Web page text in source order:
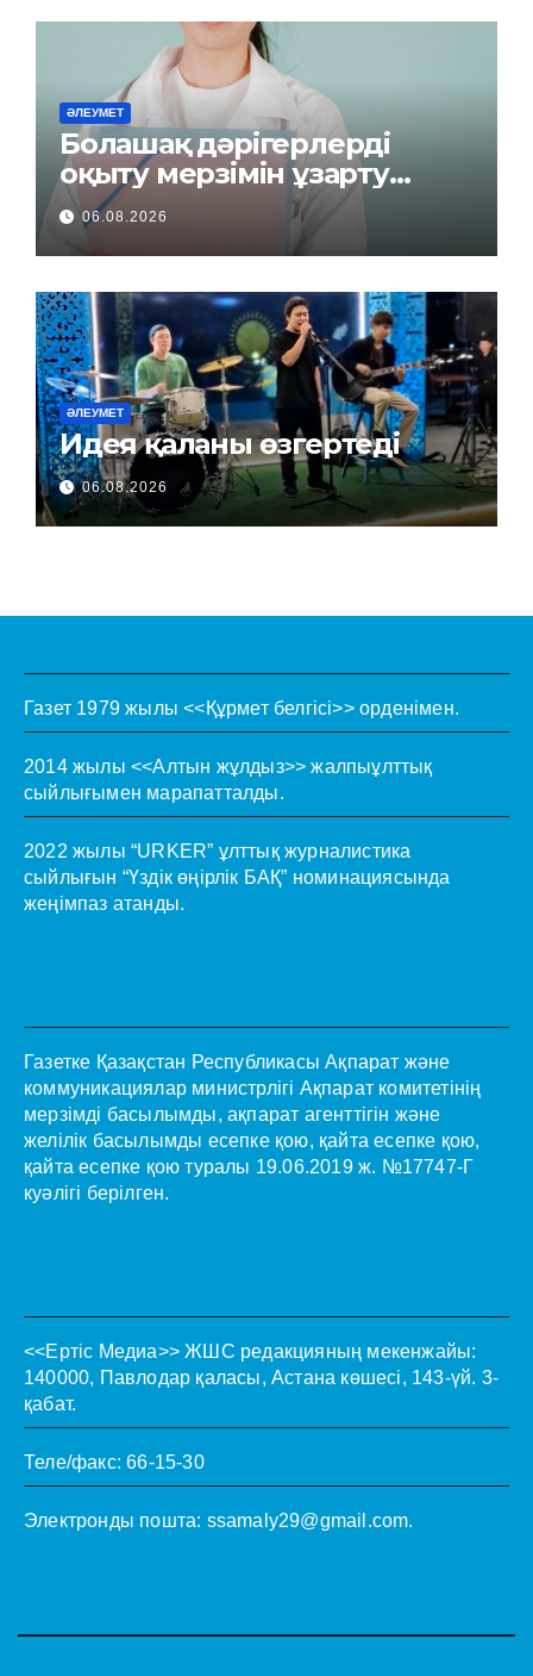
ӘЛЕУМЕТ
Болашақ дәрігерлерді
оқыту мерзімін ұзарту
керек пе?
06.08.2026
ӘЛЕУМЕТ
Идея қаланы өзгертеді
06.08.2026
Газет 1979 жылы <<Құрмет белгісі>> орденімен.
2014 жылы <<Алтын жұлдыз>> жалпыұлттық
сыйлығымен марапатталды.
2022 жылы “URKER” ұлттық журналистика
сыйлығын “Үздік өңірлік БАҚ” номинациясында
жеңімпаз атанды.
Газетке Қазақстан Республикасы Ақпарат және
коммуникациялар министрлігі Ақпарат комитетінің
мерзімді басылымды, ақпарат агенттігін және
желілік басылымды есепке қою, қайта есепке қою,
қайта есепке қою туралы 19.06.2019 ж. №17747-Г
куәлігі берілген.
<<Ертіс Медиа>> ЖШС редакцияның мекенжайы:
140000, Павлодар қаласы, Астана көшесі, 143-үй. 3-
қабат.
Теле/факс: 66-15-30
Электронды пошта: ssamaly29@gmail.com.